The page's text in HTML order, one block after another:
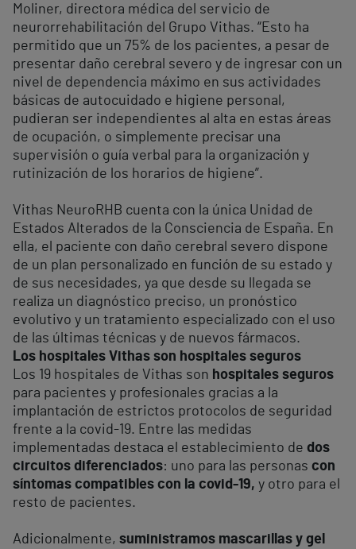
Moliner, directora médica del servicio de
neurorrehabilitación del Grupo Vithas. “Esto ha
permitido que un 75% de los pacientes, a pesar de
presentar daño cerebral severo y de ingresar con un
nivel de dependencia máximo en sus actividades
básicas de autocuidado e higiene personal,
pudieran ser independientes al alta en estas áreas
de ocupación, o simplemente precisar una
supervisión o guía verbal para la organización y
rutinización de los horarios de higiene”.
Vithas NeuroRHB cuenta con la única Unidad de
Estados Alterados de la Consciencia de España. En
ella, el paciente con daño cerebral severo dispone
de un plan personalizado en función de su estado y
de sus necesidades, ya que desde su llegada se
realiza un diagnóstico preciso, un pronóstico
evolutivo y un tratamiento especializado con el uso
de las últimas técnicas y de nuevos fármacos.
Los hospitales Vithas son hospitales seguros
Los 19 hospitales de Vithas son hospitales seguros
para pacientes y profesionales gracias a la
implantación de estrictos protocolos de seguridad
frente a la covid-19. Entre las medidas
implementadas destaca el establecimiento de dos
circuitos diferenciados: uno para las personas con
síntomas compatibles con la covid-19, y otro para el
resto de pacientes.
Adicionalmente, suministramos mascarillas y gel